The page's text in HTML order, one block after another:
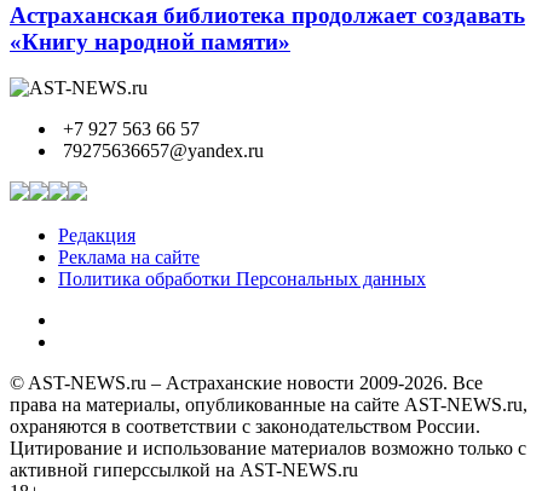
Астраханская библиотека продолжает создавать
«Книгу народной памяти»
+7 927 563 66 57
79275636657@yandex.ru
Редакция
Реклама на сайте
Политика обработки Персональных данных
© AST-NEWS.ru – Астраханские новости 2009-2026. Все
права на материалы, опубликованные на сайте AST-NEWS.ru,
охраняются в соответствии с законодательством России.
Цитирование и использование материалов возможно только с
активной гиперссылкой на AST-NEWS.ru